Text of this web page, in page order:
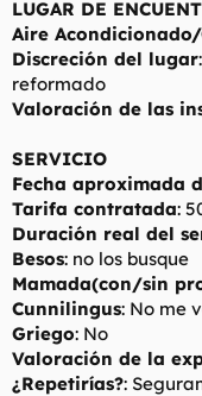
LUGAR DE
Aire
Discreción del lugar
reformado
Valoración de las
SERVICIO
Fecha aproximada
Tarifa contratada:
Duración real del
Besos: no los busque
Mamada(con/sin
Cunnilingus: No me
Griego: No
Valoración de la
¿Repetirías?: